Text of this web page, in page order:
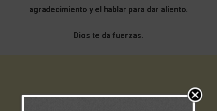
agradecimiento y el hablar para dar aliento.
Dios te da fuerzas.